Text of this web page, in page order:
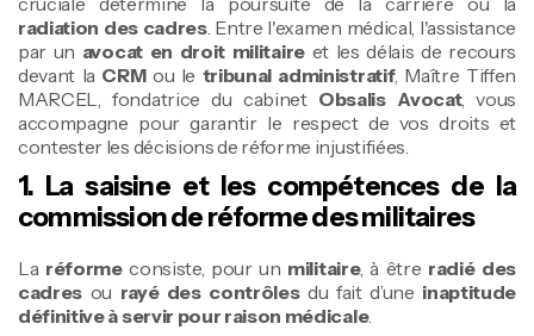
radiation des cadres. Entre l'examen médical, l'assistance
par un avocat en droit militaireet les délais de recours
devant la CRMou le tribunal administratif, Maître Tiffen
MARCEL, fondatrice du cabinet Obsalis Avocat, vous
accompagne pour garantir le respect de vos droits et
contester les décisions de réforme injustifiées.
1. La saisine et les compétences de la
commission de réforme des militaires
La réformeconsiste, pour un militaire, à être radié des
cadres ou rayé des contrôlesdu fait d’une inaptitude
définitive à servir pour raison médicale.